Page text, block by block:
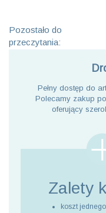
Pozostało do
przeczytania:
Pełny dostęp do
Polecamy zakup
oferujący
Zalety
koszt